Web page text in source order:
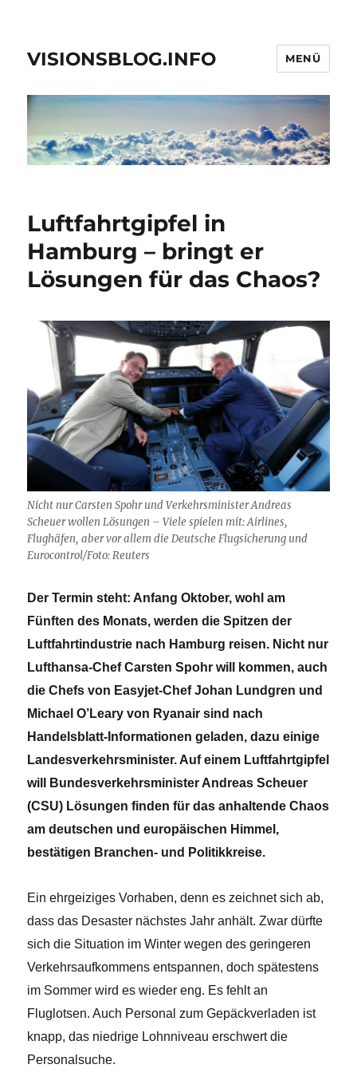
VISIONSBLOG.INFO MENÜ
Luftfahrtgipfel in
Hamburg – bringt er
Lösungen für das Chaos?
Nicht nur Carsten Spohr und Verkehrsminister Andreas
Scheuer wollen Lösungen – Viele spielen mit: Airlines,
Flughäfen, aber vor allem die Deutsche Flugsicherung und
Eurocontrol/Foto: Reuters
Der Termin steht: Anfang Oktober, wohl am
Fünften des Monats, werden die Spitzen der
Luftfahrtindustrie nach Hamburg reisen. Nicht nur
Lufthansa-Chef Carsten Spohr will kommen, auch
die Chefs von Easyjet-Chef Johan Lundgren und
Michael O’Leary von Ryanair sind nach
Handelsblatt-Informationen geladen, dazu einige
Landesverkehrsminister. Auf einem Luftfahrtgipfel
will Bundesverkehrsminister Andreas Scheuer
(CSU) Lösungen finden für das anhaltende Chaos
am deutschen und europäischen Himmel,
bestätigen Branchen- und Politikkreise.
Ein ehrgeiziges Vorhaben, denn es zeichnet sich ab,
dass das Desaster nächstes Jahr anhält. Zwar dürfte
sich die Situation im Winter wegen des geringeren
Verkehrsaufkommens entspannen, doch spätestens
im Sommer wird es wieder eng. Es fehlt an
Fluglotsen. Auch Personal zum Gepäckverladen ist
knapp, das niedrige Lohnniveau erschwert die
Personalsuche.